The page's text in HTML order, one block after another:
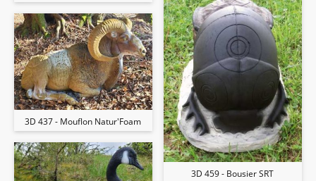
3D 437 - Mouflon Natur'Foam
3D 459 - Bousier SRT